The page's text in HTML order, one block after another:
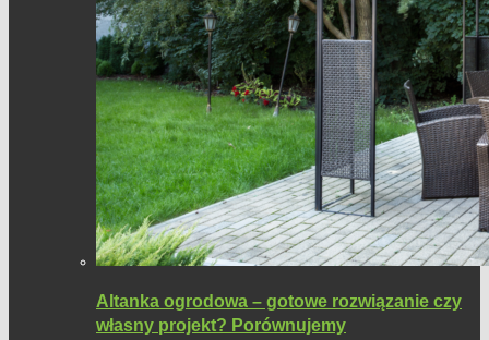
Altanka ogrodowa – gotowe rozwiązanie czy
własny projekt? Porównujemy